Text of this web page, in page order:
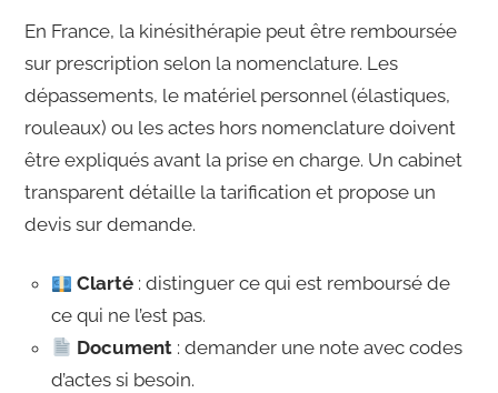
En France, la kinésithérapie peut être remboursée
sur prescription selon la nomenclature. Les
dépassements, le matériel personnel (élastiques,
rouleaux) ou les actes hors nomenclature doivent
être expliqués avant la prise en charge. Un cabinet
transparent détaille la tarification et propose un
devis sur demande.
Clarté: distinguer ce qui est remboursé de
ce qui ne l’est pas.
Document: demander une note avec codes
d’actes si besoin.